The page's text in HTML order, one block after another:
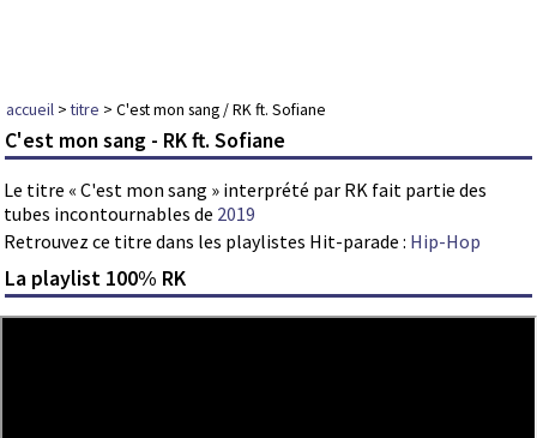
accueil >titre > C'est mon sang / RK ft. Sofiane
C'est mon sang - RK ft. Sofiane
Le titre « C'est mon sang » interprété par RK fait partie des
tubes incontournables de 2019
Retrouvez ce titre dans les playlistes Hit-parade : Hip-Hop
La playlist 100% RK